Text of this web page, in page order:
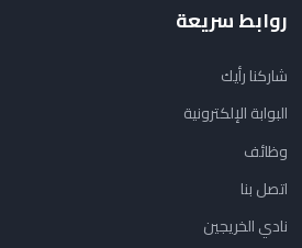
روابط سريعة
شاركنا رأيك
البوابة الإلكترونية
وظائف
اتصل بنا
نادي الخريجين